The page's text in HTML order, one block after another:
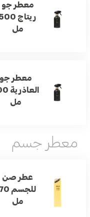
معطر جو
ريتاج
مل
معطر جو
مل
معطر جسم
عطر صن
للجسم 70
مل